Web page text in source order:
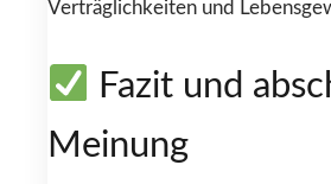
Verträglichkeiten und
Fazit und
Meinung